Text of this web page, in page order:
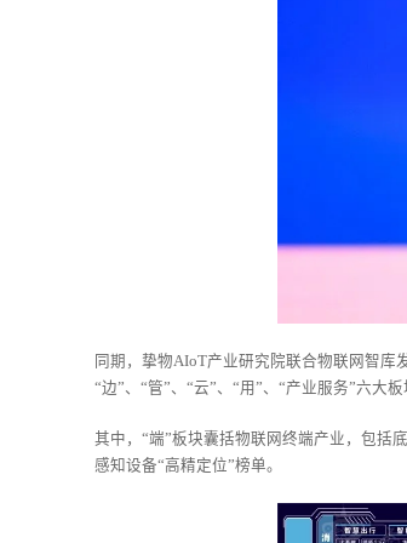
同期，挚物AIoT产业研究院联合物联网智库
“边”、“管”、“云”、“用”、“产业服务”六大板
其中，“端”板块囊括物联网终端产业，包括
感知设备“高精定位”榜单。